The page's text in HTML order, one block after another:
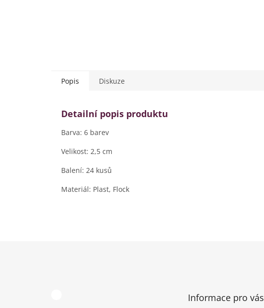
Popis Diskuze
Detailní popis produktu
Barva: 6 barev
Velikost: 2,5 cm
Balení: 24 kusů
Materiál: Plast, Flock
Informace pro vás